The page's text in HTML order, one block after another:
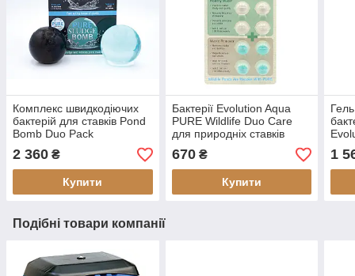
Комплекс швидкодіючих
бактерій для ставків Pond
Bomb Duo Pack
2 360 ₴
Купити
Бактерії Evolution Aqua
PURE Wildlife Duo Care
для природніх ставків
670₴
Купити
1
Подібні товари компанії